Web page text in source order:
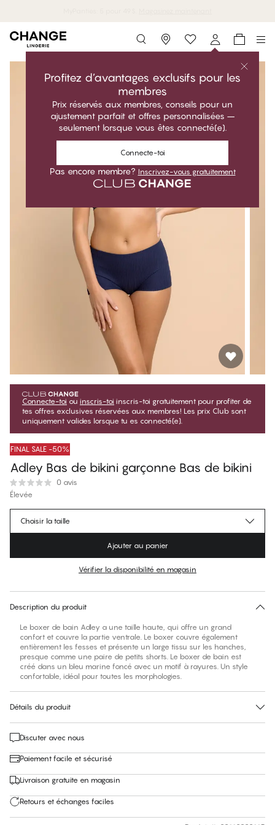
Storefinder
Profitez d’avantages exclusifs pour les
membres
Prix réservés aux membres, conseils pour un
ajustement parfait et offres personnalisées –
seulement lorsque vous êtes connecté(e).
Connecte-toi
Pas encore membre? Inscrivez-vous gratuitement
Connecte-toi ou inscris-toi inscris-toi gratuitement pour profiter de
tes offres exclusives réservées aux membres! Les prix Club sont
uniquement valides lorsque tu es connecté(e).
FINAL SALE -50%
Adley Bas de bikini garçonne Bas de bikini
0 avis
Élevée
$39.50Prix régulier
Pas de taille suggérée pour cet article
Choisir la taille
Ajouter au panier
Vérifier la disponibilité en magasin
Description du produit
Le boxer de bain Adley a une taille haute, qui offre un grand
confort et couvre la partie ventrale. Le boxer couvre également
entièrement les fesses et présente un large tissu sur les hanches,
presque comme une paire de petits shorts. Le boxer de bain est
créé dans un bleu marine foncé avec un motif à rayures. Un style
confortable, idéal pour toutes les morphologies.
Détails du produit
Discuter avec nous
Paiement facile et sécurisé
Livraison gratuite en magasin
Retours et échanges faciles